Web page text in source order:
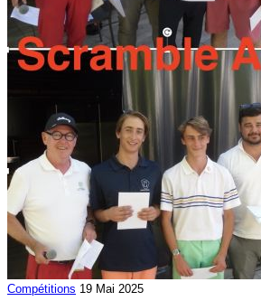
Compétitions 19 Mai 2025